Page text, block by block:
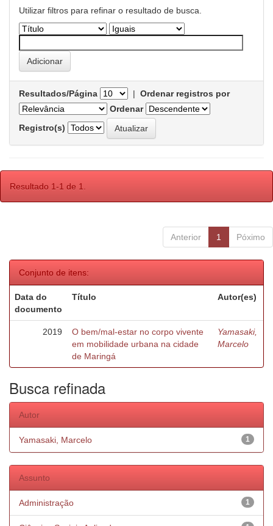
Utilizar filtros para refinar o resultado de busca.
Resultados/Página | Ordenar registros por
Ordenar
Registro(s)
Resultado 1-1 de 1.
Anterior 1 Póximo
Conjunto de itens:
Data do
documento
Título Autor(es)
2019
O bem/mal-estar no corpo vivente
em mobilidade urbana na cidade
de Maringá
Yamasaki,
Marcelo
Busca refinada
Autor
1
Yamasaki, Marcelo
Assunto
1
Administração